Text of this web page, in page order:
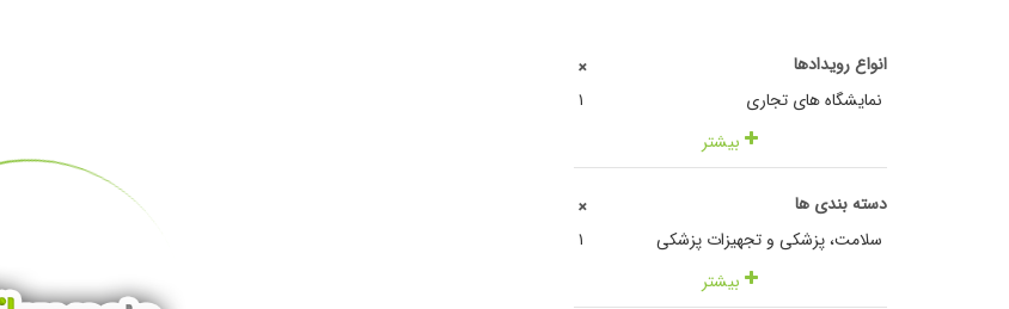
انواع رویدادها +
نمایشگاه های تجاری
١
بیشتر
دسته بندی ها +
سلامت، پزشکی و تجهیزات پزشکی
١
بیشتر